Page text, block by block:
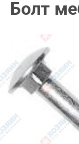
Болт